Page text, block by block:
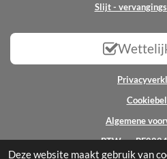
Deze website maakt gebruik van
Slijt -
Algemene
BTW nr: